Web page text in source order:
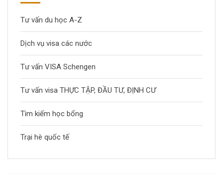
Tư vấn du học A-Z
Dịch vụ visa các nước
Tư vấn VISA Schengen
Tư vấn visa THỰC TẬP, ĐẦU TƯ, ĐỊNH CƯ
Tìm kiếm học bổng
Trại hè quốc tế